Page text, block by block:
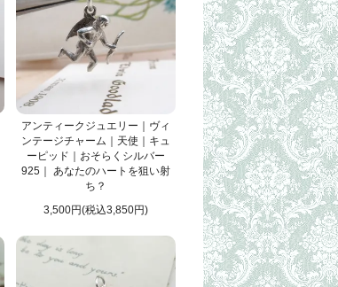
アンティークジュエリー｜ヴィ
ンテージチャーム｜天使｜キュ
ーピッド｜おそらくシルバー
925｜ あなたのハートを狙い射
ち？
3,500円(税込3,850円)